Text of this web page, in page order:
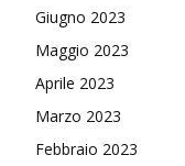
Giugno 2023
Maggio 2023
Aprile 2023
Marzo 2023
Febbraio 2023